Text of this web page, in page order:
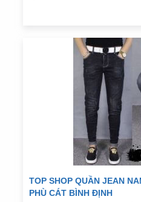
TOP SHOP QUẦN JEAN
PHÙ CÁT BÌNH ĐỊNH